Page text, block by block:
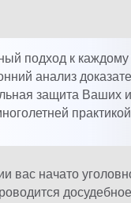
подход к каждому
анализ
защита Ваших
вас начато
досудебное